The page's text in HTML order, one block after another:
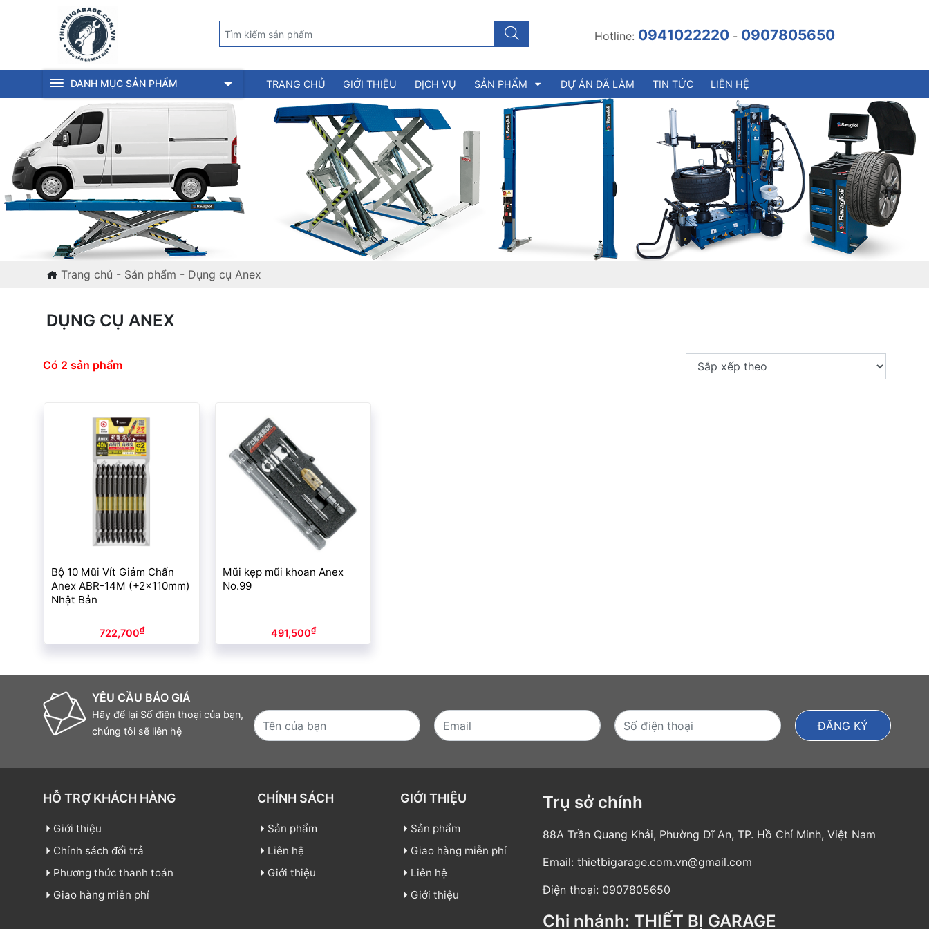
Hotline: 0941022220 - 0907805650
DANH MỤC SẢN PHẨM TRANG CHỦ GIỚI THIỆU DỊCH VỤ SẢN PHẨM DỰ ÁN ĐÃ LÀM TIN TỨC LIÊN HỆ
Trang chủ - Sản phẩm - Dụng cụ Anex
DỤNG CỤ ANEX
Có 2 sản phẩm
Bộ 10 Mũi Vít Giảm Chấn
Anex ABR-14M (+2x110mm)
Nhật Bản
722,700₫
Mũi kẹp mũi khoan Anex
No.99
491,500₫
YÊU CẦU BÁO GIÁ
Hãy để lại Số điện thoại của bạn,
chúng tôi sẽ liên hệ
HỖ TRỢ KHÁCH HÀNG
Giới thiệu
Chính sách đổi trả
Phương thức thanh toán
Giao hàng miễn phí
CHÍNH SÁCH
Sản phẩm
Liên hệ
Giới thiệu
GIỚI THIỆU
Sản phẩm
Giao hàng miễn phí
Liên hệ
Giới thiệu
Trụ sở chính
88A Trần Quang Khải, Phường Dĩ An, TP. Hồ Chí Minh, Việt Nam
Email:thietbigarage.com.vn@gmail.com
Điện thoại: 0907805650
Chi nhánh: THIẾT BỊ GARAGE